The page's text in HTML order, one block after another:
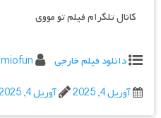
کانال تلگرام فیلم تو مووی
دانلود فیلم خارجی
miofun
آوریل 4, 2025
آوریل 4, 2025